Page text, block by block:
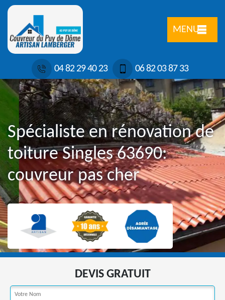
MENU
04 82 29 40 23 06 82 03 87 33
Spécialiste en rénovation de
toiture Singles 63690:
couvreur pas cher
DEVIS GRATUIT